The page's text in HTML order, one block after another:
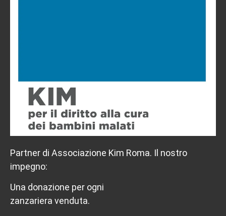
Partner di Associazione Kim Roma. Il nostro
impegno:
Una donazione per ogni
zanzariera venduta.